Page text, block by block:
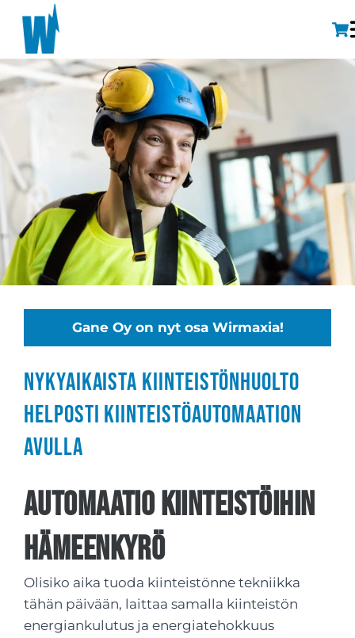
Gane Oy on nyt osa Wirmaxia!
Nykyaikaista kiinteistönhuolto
helposti kiinteistöautomaation
avulla
Automaatio kiinteistöihin
Hämeenkyrö
Olisiko aika tuoda kiinteistönne tekniikka
tähän päivään, laittaa samalla kiinteistön
energiankulutus ja energiatehokkuus